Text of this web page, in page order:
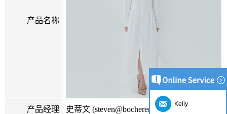
产品名称
产品经理 史蒂文 (steven@bocherer.com)
Kelly